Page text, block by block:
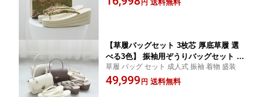
円 送料無料
【草履バッグセット 3枚芯 厚底草履 選
べる3色】 振袖用ぞうりバッグセット 鍵
付き 成人式 卒業式 はかま 袴 着物 和装
記念撮影 ホワイト ベージュ ブラウン
草履 バッグ セット 成人式 振袖 着物 盛装
49,999 円 送料無料